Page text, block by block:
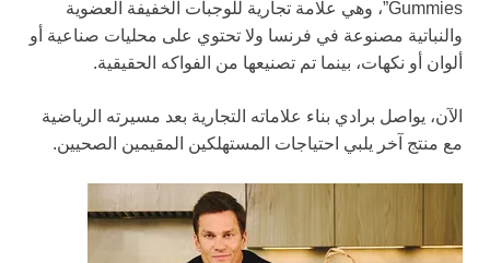
Gummies”، وهي علامة تجارية للوجبات الخفيفة العضوية
والنباتية مصنوعة في فرنسا ولا تحتوي على محليات صناعية أو
ألوان أو نكهات، بينما تم تصنيعها من الفواكه الحقيقية.
الآن، يواصل برادي بناء علاماته التجارية بعد مسيرته الرياضية
مع منتج آخر يلبي احتياجات المستهلكين المقيمين الصحيين.